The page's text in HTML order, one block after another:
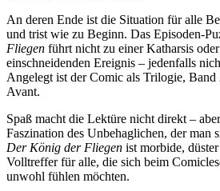
An deren Ende ist die Situation für alle
und trist wie zu Beginn. Das Episoden-
Fliegen führt nicht zu einer Katharsis
einschneidenden Ereignis – jedenfalls
Angelegt ist der Comic als Trilogie,
Avant.
Spaß macht die Lektüre nicht direkt –
Faszination des Unbehaglichen, der man
Der König der Fliegen ist morbide,
Volltreffer für alle, die sich beim
unwohl fühlen möchten.